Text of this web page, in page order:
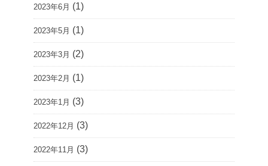
2023年6月 (1)
2023年5月 (1)
2023年3月 (2)
2023年2月 (1)
2023年1月 (3)
2022年12月 (3)
2022年11月 (3)